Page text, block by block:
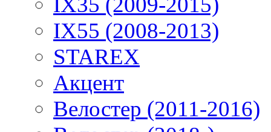
IX55 (2008-2013)
STAREX
Акцент
Велостер (2011-2016)